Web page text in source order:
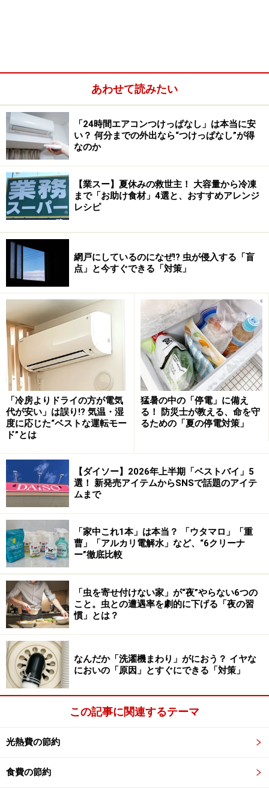
食後に残ったカレーを冷蔵庫で保存する場合は、まず再
度加熱する必要があります。次に加熱したカレーを氷水
などを使い一気に冷やしてから冷蔵庫に入れるようにし
ましょう。カレーがたくさん残っている場合は、小分け
して冷えやすいようにするのもおすすめです。
生ゴミから発生するコバエ・臭いとの戦い
は
夏の生ゴミは少量でもポリ袋などに入れてしっかり閉じる
《失敗談》
大きいゴミ袋の一番下に生ゴミをいれてベラン
ダに置いておいたら、虫が湧きまくりました。
さらに3羽ほどカラスが乱入してゴミ袋を散らか
し、ベランダが動物園のように生臭くなってし
まいました。
生ゴミに関する失敗談はたくさんの方からいただきまし
た。夏はとくに生ゴミが臭いやすく、気を許すとコバエ
が発生してしまいます。臭いやコバエを防ぐためには、
生ゴミをその日のうちに処理することが必須となりま
す。
生ゴミは水を切りポリ袋などに入れてしっかりと結びま
しょう。しっかりと袋を閉じることでコバエが入り込む
ことを防ぎ、仮にゴミの中にコバエが発生していても、
外に出ることを防いでくれます。
あわせて読みたい
「24時間エアコンつけっぱなし」は本当に安
い？ 何分までの外出なら“つけっぱなし”が得
なのか
【業スー】夏休みの救世主！ 大容量から冷凍
まで「お助け食材」4選と、おすすめアレンジ
レシピ
網戸にしているのになぜ!? 虫が侵入する「盲
点」と今すぐできる「対策」
「冷房よりドライの方が電気
代が安い」は誤り!? 気温・湿
度に応じた“ベストな運転モー
ド”とは
猛暑の中の「停電」に備え
る！ 防災士が教える、命を守
るための「夏の停電対策」
【ダイソー】2026年上半期「ベストバイ」5
選！ 新発売アイテムからSNSで話題のアイテ
ムまで
「家中これ1本」は本当？ 「ウタマロ」「重
曹」「アルカリ電解水」など、“6クリーナ
ー”徹底比較
「虫を寄せ付けない家」が“夜”やらない6つの
こと。虫との遭遇率を劇的に下げる「夜の習
慣」とは？
なんだか「洗濯機まわり」がにおう？ イヤな
においの「原因」とすぐにできる「対策」
この記事に関連するテーマ
光熱費の節約
食費の節約